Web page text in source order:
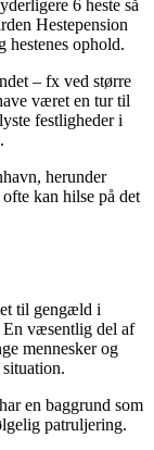
6 heste så
Hestepension
ophold.
– fx ved større
været en tur til
festligheder i
herunder
kan hilse på det
til gengæld i
En væsentlig del af
mennesker og
en baggrund som
patruljering.